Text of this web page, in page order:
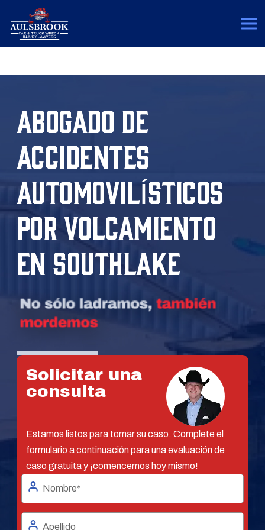
ABOGADO DE
ACCIDENTES
AUTOMOVILÍSTICOS
POR VOLCAMIENTO
EN SOUTHLAKE
Solicitar una
consulta
Estamos listos para tomar su caso. Complete el
formulario a continuación para una evaluación de
caso gratuita y ¡comencemos hoy mismo!